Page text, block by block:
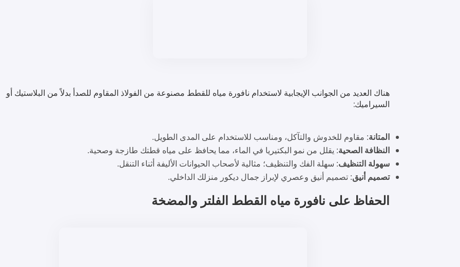
هناك العديد من الجوانب الإيجابية لاستخدام نافورة مياه للقطط مصنوعة من الفولاذ المقاوم للصدأ بدلاً من البلاستيك أو
السيراميك:
المتانة: مقاوم للخدوش والتآكل، ومناسب للاستخدام على المدى الطويل.
النظافة الصحية: يقلل من نمو البكتيريا في الماء، مما يحافظ على مياه قطتك طازجة وصحية.
سهولة التنظيف: سهلة الفك والتنظيف؛ مثالية لأصحاب الحيوانات الأليفة أثناء التنقل.
تصميم أنيق: تصميم أنيق وعصري لإبراز جمال ديكور منزلك الداخلي.
الحفاظ على نافورة مياه القطط الفلتر والمضخة